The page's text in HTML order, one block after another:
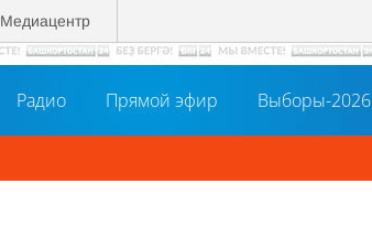
Медиацентр
Радио Прямой эфир Выборы-2026